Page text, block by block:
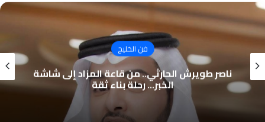
فن الخليج
ناصر طويرش الحارثي.. من قاعة المزاد إلى شاشة
الخبر… رحلة بناء ثقة